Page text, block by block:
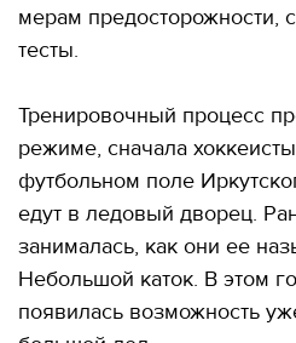
мерам предосторожности,
тесты.
Тренировочный процесс
режиме, сначала
футбольном поле
едут в ледовый дворец.
занималась, как они ее
Небольшой каток. В этом
появилась возможность